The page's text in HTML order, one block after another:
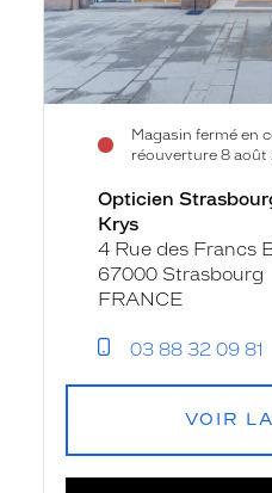
Magasin fermé en
réouverture 8 août
Opticien
Krys
4 Rue des Francs
67000 Strasbourg
FRANCE
03 88 32 09 81
VOIR